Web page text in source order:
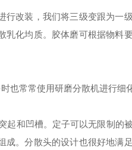
行改装，我们将三级变跟为一
乳化均质。胶体磨可根据物料
也常常使用研磨分散机进行细化
起和凹槽。定子可以无限制的
成。分散头的设计也很好地满